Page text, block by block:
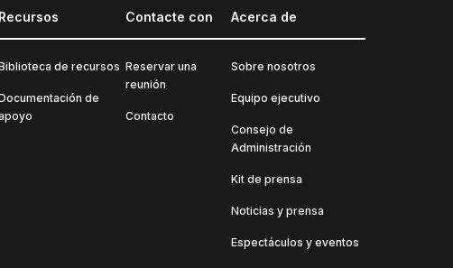
Recursos
de recursos
de
Contacte con
Reservar una
reunión
Contacto
Acerca de
Sobre nosotros
Equipo ejecutivo
Consejo de
Administración
Kit de prensa
Noticias y prensa
Espectáculos y eventos